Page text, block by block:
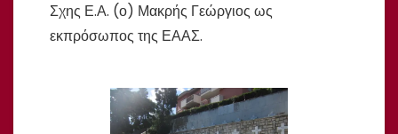
Σχης Ε.Α. (ο) Μακρής Γεώργιος ως
εκπρόσωπος της ΕΑΑΣ.